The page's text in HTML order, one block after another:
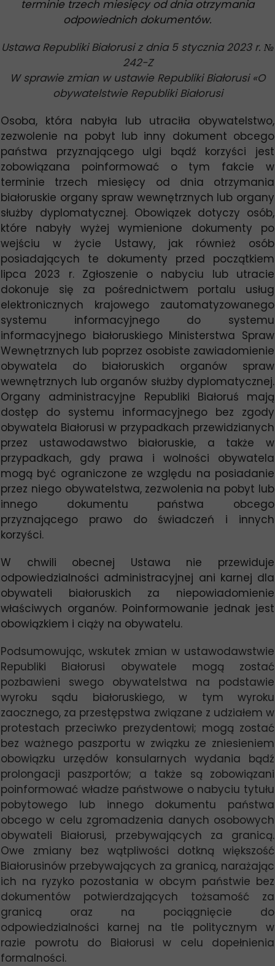
terminie trzech miesięcy od dnia otrzymania
odpowiednich dokumentów.
Ustawa Republiki Białorusi z dnia 5 stycznia 2023 r. №
242-Z
W sprawie zmian w ustawie Republiki Białorusi «O
obywatelstwie Republiki Białorusi
Osoba, która nabyła lub utraciła obywatelstwo,
zezwolenie na pobyt lub inny dokument obcego
państwa przyznającego ulgi bądź korzyści jest
zobowiązana poinformować o tym fakcie w
terminie trzech miesięcy od dnia otrzymania
białoruskie organy spraw wewnętrznych lub organy
służby dyplomatycznej. Obowiązek dotyczy osób,
które nabyły wyżej wymienione dokumenty po
wejściu w życie Ustawy, jak również osób
posiadających te dokumenty przed początkiem
lipca 2023 r. Zgłoszenie o nabyciu lub utracie
dokonuje się za pośrednictwem portalu usług
elektronicznych krajowego zautomatyzowanego
systemu informacyjnego do systemu
informacyjnego białoruskiego Ministerstwa Spraw
Wewnętrznych lub poprzez osobiste zawiadomienie
obywatela do białoruskich organów spraw
wewnętrznych lub organów służby dyplomatycznej.
Organy administracyjne Republiki Białoruś mają
dostęp do systemu informacyjnego bez zgody
obywatela Białorusi w przypadkach przewidzianych
przez ustawodawstwo białoruskie, a także w
przypadkach, gdy prawa i wolności obywatela
mogą być ograniczone ze względu na posiadanie
przez niego obywatelstwa, zezwolenia na pobyt lub
innego dokumentu państwa obcego
przyznającego prawo do świadczeń i innych
korzyści.
W chwili obecnej Ustawa nie przewiduje
odpowiedzialności administracyjnej ani karnej dla
obywateli białoruskich za niepowiadomienie
właściwych organów. Poinformowanie jednak jest
obowiązkiem i ciąży na obywatelu.
Podsumowując, wskutek zmian w ustawodawstwie
Republiki Białorusi obywatele mogą zostać
pozbawieni swego obywatelstwa na podstawie
wyroku sądu białoruskiego, w tym wyroku
zaocznego, za przestępstwa związane z udziałem w
protestach przeciwko prezydentowi; mogą zostać
bez ważnego paszportu w związku ze zniesieniem
obowiązku urzędów konsularnych wydania bądź
prolongacji paszportów; a także są zobowiązani
poinformować władze państwowe o nabyciu tytułu
pobytowego lub innego dokumentu państwa
obcego w celu zgromadzenia danych osobowych
obywateli Białorusi, przebywających za granicą.
Owe zmiany bez wątpliwości dotkną większość
Białorusinów przebywających za granicą, narażając
ich na ryzyko pozostania w obcym państwie bez
dokumentów potwierdzających tożsamość za
granicą oraz na pociągnięcie do
odpowiedzialności karnej na tle politycznym w
razie powrotu do Białorusi w celu dopełnienia
formalności.